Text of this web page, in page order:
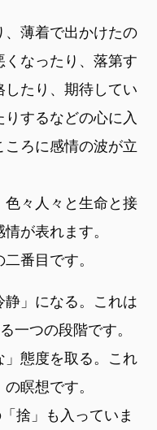
、薄着で出かけたの
なったり、落第す
たり、期待してい
するなどの心に入
ろに感情の波が立
色々人々と生命と接
が表れます。
番目です。
」になる。これは
一つの段階です。
態度を取る。これ
瞑想です。
捨」も入っていま